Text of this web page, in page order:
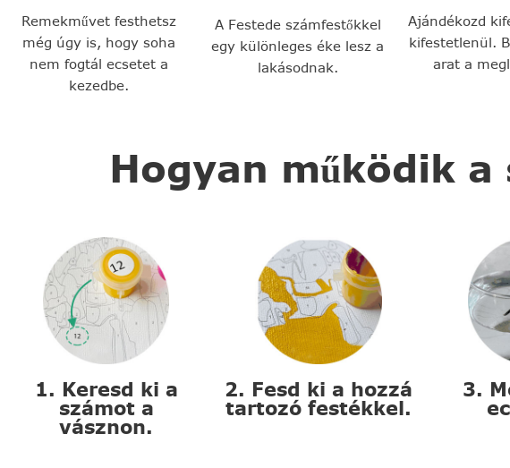
Remekművet festhetsz
még úgy is, hogy soha
nem fogtál ecsetet a
kezedbe.
A Festede számfestőkkel
egy különleges éke lesz a
lakásodnak.
Ajándékozd
kifestetlenül.
arat a
Hogyan működik
1. Keresd ki a
számot a
vásznon.
2. Fesd ki a hozzá
tartozó festékkel.
3.